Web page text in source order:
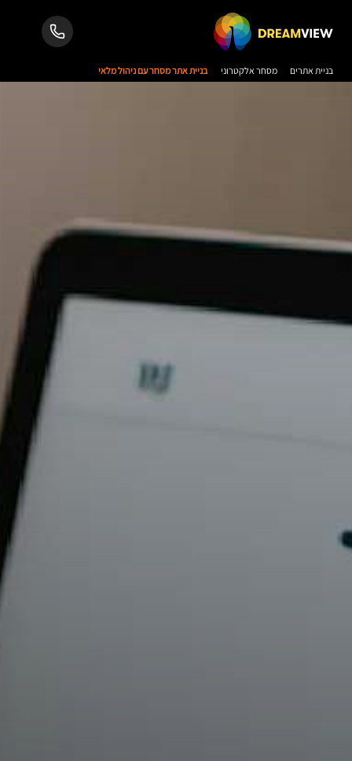
בניית אתרים מסחר אלקטרוני בניית אתר מסחר עם ניהול מלאי